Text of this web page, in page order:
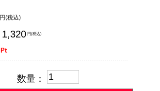
円(税込)
1,320 円(税込)
Pt
数量：